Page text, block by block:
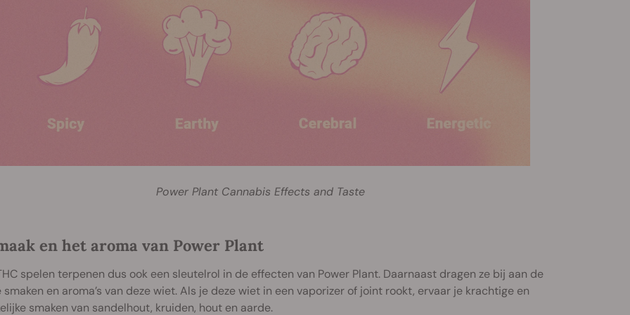
Power Plant Cannabis Effects and Taste
en het aroma van Power Plant
spelen terpenen dus ook een sleutelrol in de effecten van Power Plant. Daarnaast dragen ze bij aan de
en aroma’s van deze wiet. Als je deze wiet in een vaporizer of joint rookt, ervaar je krachtige en
smaken van sandelhout, kruiden, hout en aarde.